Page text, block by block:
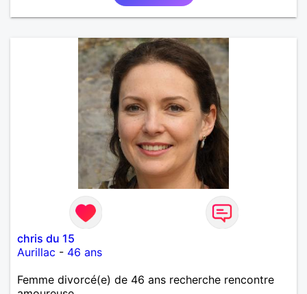
chris du 15
Aurillac - 46 ans
Femme divorcé(e) de 46 ans recherche rencontre